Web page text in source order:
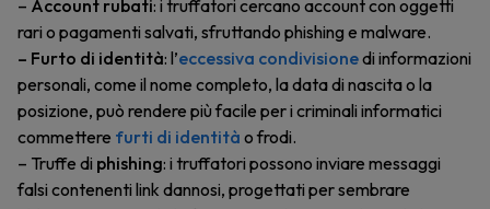
– Account rubati: i truffatori cercano account con oggetti
rari o pagamenti salvati, sfruttando phishing e malware.
– Furto di identità: l’eccessiva condivisionedi informazioni
personali, come il nome completo, la data di nascita o la
posizione, può rendere più facile per i criminali informatici
commettere furti di identità o frodi.
– Truffe di phishing: i truffatori possono inviare messaggi
falsi contenenti link dannosi, progettati per sembrare